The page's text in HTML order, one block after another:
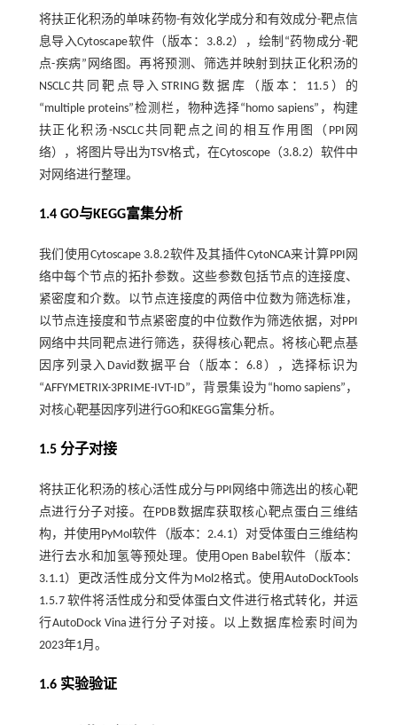
将扶正化积汤的单味药物-有效化学成分和有效成分-靶点信
息导入Cytoscape软件（版本：3.8.2），绘制“药物成分-靶
点-疾病”网络图。再将预测、筛选并映射到扶正化积汤的
NSCLC共同靶点导入STRING数据库（版本：11.5）的
“multiple proteins”检测栏，物种选择“homo sapiens”，构建
扶正化积汤-NSCLC共同靶点之间的相互作用图（PPI网
络），将图片导出为TSV格式，在Cytoscope（3.8.2）软件中
对网络进行整理。
1.4 GO与KEGG富集分析
我们使用Cytoscape 3.8.2软件及其插件CytoNCA来计算PPI网
络中每个节点的拓扑参数。这些参数包括节点的连接度、
紧密度和介数。以节点连接度的两倍中位数为筛选标准，
以节点连接度和节点紧密度的中位数作为筛选依据，对PPI
网络中共同靶点进行筛选，获得核心靶点。将核心靶点基
因序列录入David数据平台（版本：6.8），选择标识为
“AFFYMETRIX-3PRIME-IVT-ID”，背景集设为“homo sapiens”，
对核心靶基因序列进行GO和KEGG富集分析。
1.5 分子对接
将扶正化积汤的核心活性成分与PPI网络中筛选出的核心靶
点进行分子对接。在PDB数据库获取核心靶点蛋白三维结
构，并使用PyMol软件（版本：2.4.1）对受体蛋白三维结构
进行去水和加氢等预处理。使用Open Babel软件（版本：
3.1.1）更改活性成分文件为Mol2格式。使用AutoDockTools
1.5.7 软件将活性成分和受体蛋白文件进行格式转化，并运
行AutoDock Vina进行分子对接。以上数据库检索时间为
2023年1月。
1.6 实验验证